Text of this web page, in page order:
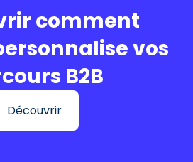
comment
vos
B2B
Découvrir